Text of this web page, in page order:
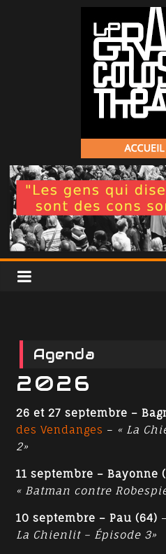
Agenda
2026
26 et 27 septembre –
des Vendanges – « La
2»
11 septembre – Bayonne
« Batman contre
10 septembre – Pau (64) –
La Chienlit – Épisode 3»